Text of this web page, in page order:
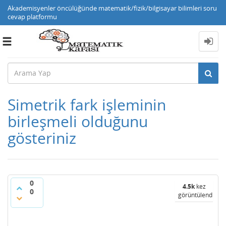
Akademisyenler öncülüğünde matematik/fizik/bilgisayar bilimleri soru
cevap platformu
Toggle
Simetrik fark işleminin
birleşmeli olduğunu
gösteriniz
0
0
4.5kkez
görüntülendi